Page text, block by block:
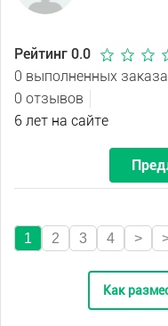
Рейтинг 0.0
0 выполненных заказа
0 отзывов
6 лет на сайте
1 2 3 4 >
Как